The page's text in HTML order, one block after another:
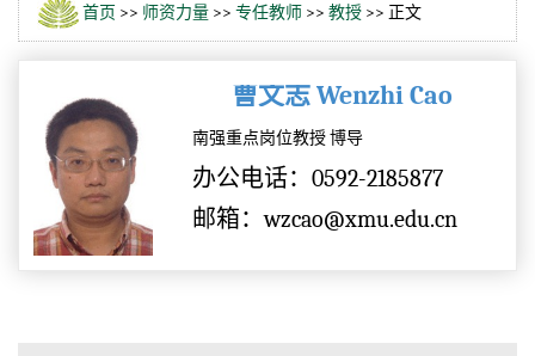
首页 >> 师资力量 >> 专任教师 >> 教授 >> 正文
曹文志 Wenzhi Cao
南强重点岗位教授 博导
办公电话：0592-2185877
邮箱：wzcao@xmu.edu.cn